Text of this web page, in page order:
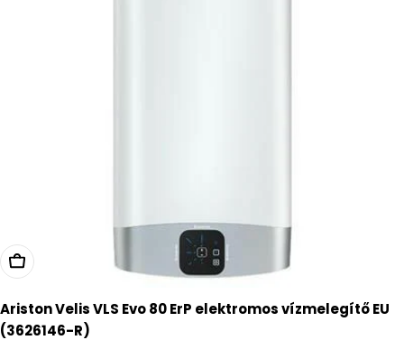
Kosárba
Ariston Velis VLS Evo 80 ErP elektromos vízmelegítő EU
(3626146-R)